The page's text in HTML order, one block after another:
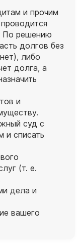
и прочим
По решению
долгов без
либо
долга, а
и
суд с
и списать
(т. е.
дела и
вашего